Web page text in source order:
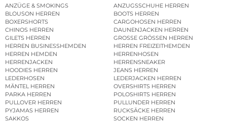
ANZÜGE & SMOKINGS
ANZUGSSCHUHE HERREN
BLOUSON HERREN
BOOTS HERREN
BOXERSHORTS
CARGOHOSEN HERREN
CHINOS HERREN
DAUNENJACKEN HERREN
GILETS HERREN
GROSSE GRÖSSEN HERREN
HERREN BUSINESSHEMDEN
HERREN FREIZEITHEMDEN
HERREN HEMDEN
HERRENHOSEN
HERRENJACKEN
HERRENSNEAKER
HOODIES HERREN
JEANS HERREN
LEDERHOSEN
LEDERJACKEN HERREN
MÄNTEL HERREN
OVERSHIRTS HERREN
PARKA HERREN
POLOSHIRTS HERREN
PULLOVER HERREN
PULLUNDER HERREN
PYJAMAS HERREN
RUCKSÄCKE HERREN
SAKKOS
SOCKEN HERREN